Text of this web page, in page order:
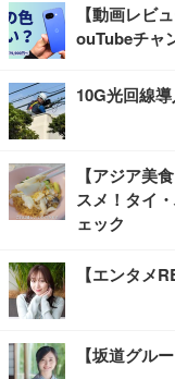
【動画レビ
ouTubeチャ
10G光回線
【アジア美
スメ！タイ
ェック
【エンタメ
【坂道グル